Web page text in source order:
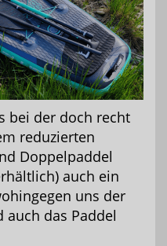
bei der doch recht
reduzierten
Doppelpaddel
auch ein
uns der
auch das Paddel